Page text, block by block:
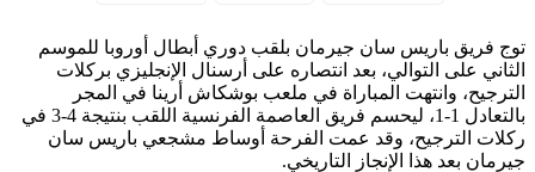
توج فريق باريس سان جيرمان بلقب دوري أبطال أوروبا للموسم
الثاني على التوالي، بعد انتصاره على أرسنال الإنجليزي بركلات
الترجيح، وانتهت المباراة في ملعب بوشكاش أرينا في المجر
بالتعادل 1-1، ليحسم فريق العاصمة الفرنسية اللقب بنتيجة 4-3 في
ركلات الترجيح، وقد عمت الفرحة أوساط مشجعي باريس سان
جيرمان بعد هذا الإنجاز التاريخي.